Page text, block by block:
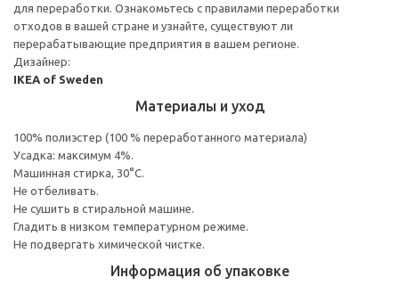
для переработки. Ознакомьтесь с правилами переработки
отходов в вашей стране и узнайте, существуют ли
перерабатывающие предприятия в вашем регионе.
Дизайнер:
IKEA of Sweden
Материалы и уход
100% полиэстер (100 % переработанного материала)
Усадка: максимум 4%.
Машинная стирка, 30°С.
Не отбеливать.
Не сушить в стиральной машине.
Гладить в низком температурном режиме.
Не подвергать химической чистке.
Информация об упаковке